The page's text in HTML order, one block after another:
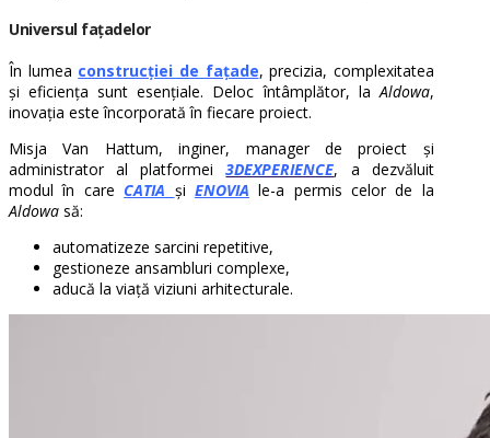
Universul fațadelor
În lumea construcției de fațade, precizia, complexitatea
și eficiența sunt esențiale. Deloc întâmplător, laAldowa,
inovația este încorporată în fiecare proiect.
Misja Van Hattum, inginer, manager de proiect și
administrator al platformei3DEXPERIENCE, a dezvăluit
modul în careCATIA și ENOVIA le-a permis celor de la
Aldowa să:
automatizeze sarcini repetitive,
gestioneze ansambluri complexe,
aducă la viață viziuni arhitecturale.